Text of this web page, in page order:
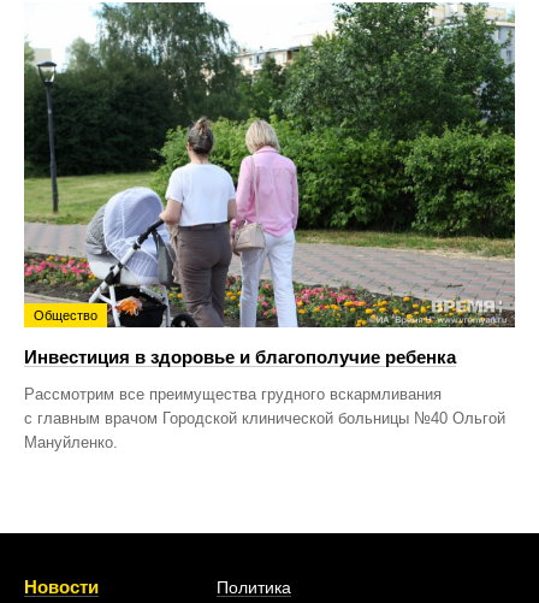
Общество
Инвестиция в здоровье и благополучие ребенка
Рассмотрим все преимущества грудного вскармливания
с главным врачом Городской клинической больницы №40 Ольгой
Мануйленко.
Новости
Политика